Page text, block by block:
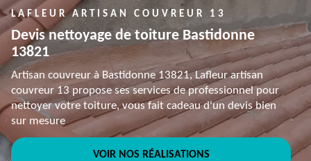
LAFLEUR ARTISAN COUVREUR 13
Devis nettoyage de toiture Bastidonne
13821
Artisan couvreur à Bastidonne 13821, Lafleur artisan
couvreur 13 propose ses services de professionnel pour
nettoyer votre toiture, vous fait cadeau d'un devis bien
sur mesure
VOIR NOS RÉALISATIONS